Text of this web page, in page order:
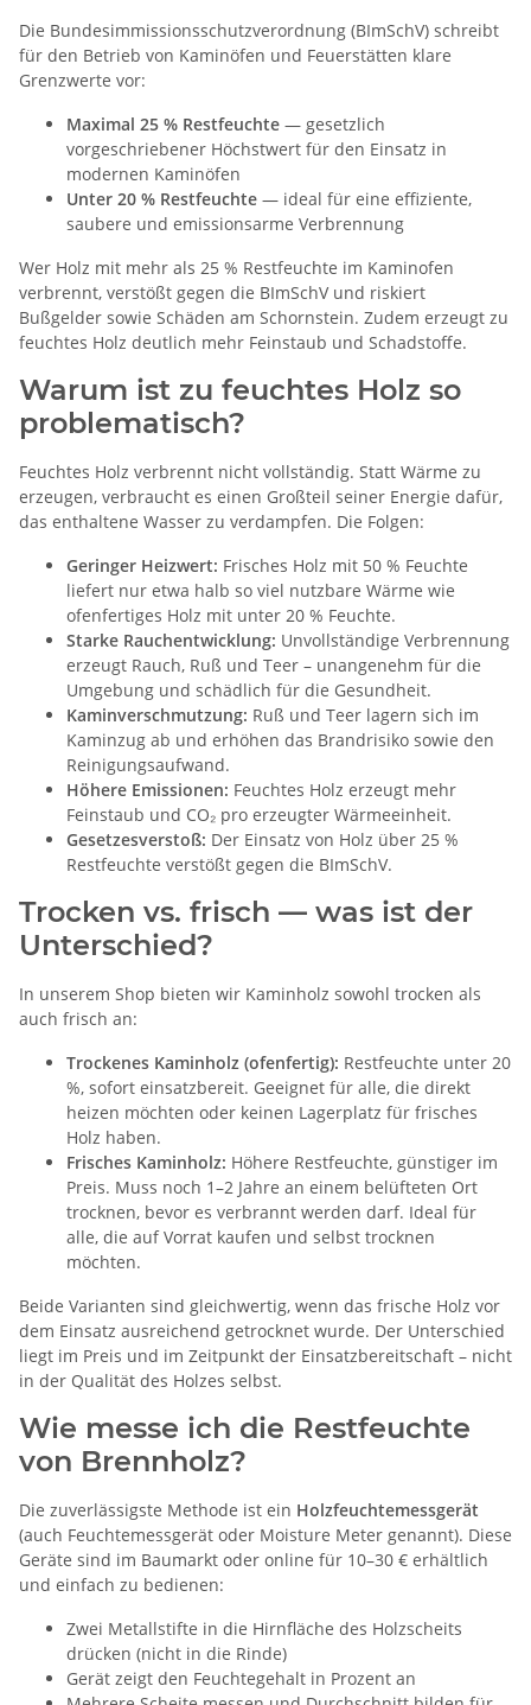
Die Bundesimmissionsschutzverordnung (BImSchV) schreibt
für den Betrieb von Kaminöfen und Feuerstätten klare
Grenzwerte vor:
Maximal 25 % Restfeuchte — gesetzlich
vorgeschriebener Höchstwert für den Einsatz in
modernen Kaminöfen
Unter 20 % Restfeuchte — ideal für eine effiziente,
saubere und emissionsarme Verbrennung
Wer Holz mit mehr als 25 % Restfeuchte im Kaminofen
verbrennt, verstößt gegen die BImSchV und riskiert
Bußgelder sowie Schäden am Schornstein. Zudem erzeugt zu
feuchtes Holz deutlich mehr Feinstaub und Schadstoffe.
Warum ist zu feuchtes Holz so
problematisch?
Feuchtes Holz verbrennt nicht vollständig. Statt Wärme zu
erzeugen, verbraucht es einen Großteil seiner Energie dafür,
das enthaltene Wasser zu verdampfen. Die Folgen:
Geringer Heizwert: Frisches Holz mit 50 % Feuchte
liefert nur etwa halb so viel nutzbare Wärme wie
ofenfertiges Holz mit unter 20 % Feuchte.
Starke Rauchentwicklung: Unvollständige Verbrennung
erzeugt Rauch, Ruß und Teer – unangenehm für die
Umgebung und schädlich für die Gesundheit.
Kaminverschmutzung: Ruß und Teer lagern sich im
Kaminzug ab und erhöhen das Brandrisiko sowie den
Reinigungsaufwand.
Höhere Emissionen: Feuchtes Holz erzeugt mehr
Feinstaub und CO₂ pro erzeugter Wärmeeinheit.
Gesetzesverstoß: Der Einsatz von Holz über 25 %
Restfeuchte verstößt gegen die BImSchV.
Trocken vs. frisch — was ist der
Unterschied?
In unserem Shop bieten wir Kaminholz sowohl trocken als
auch frisch an:
Trockenes Kaminholz (ofenfertig): Restfeuchte unter 20
%, sofort einsatzbereit. Geeignet für alle, die direkt
heizen möchten oder keinen Lagerplatz für frisches
Holz haben.
Frisches Kaminholz: Höhere Restfeuchte, günstiger im
Preis. Muss noch 1–2 Jahre an einem belüfteten Ort
trocknen, bevor es verbrannt werden darf. Ideal für
alle, die auf Vorrat kaufen und selbst trocknen
möchten.
Beide Varianten sind gleichwertig, wenn das frische Holz vor
dem Einsatz ausreichend getrocknet wurde. Der Unterschied
liegt im Preis und im Zeitpunkt der Einsatzbereitschaft – nicht
in der Qualität des Holzes selbst.
Wie messe ich die Restfeuchte
von Brennholz?
Die zuverlässigste Methode ist ein Holzfeuchtemessgerät
(auch Feuchtemessgerät oder Moisture Meter genannt). Diese
Geräte sind im Baumarkt oder online für 10–30 € erhältlich
und einfach zu bedienen:
Zwei Metallstifte in die Hirnfläche des Holzscheits
drücken (nicht in die Rinde)
Gerät zeigt den Feuchtegehalt in Prozent an